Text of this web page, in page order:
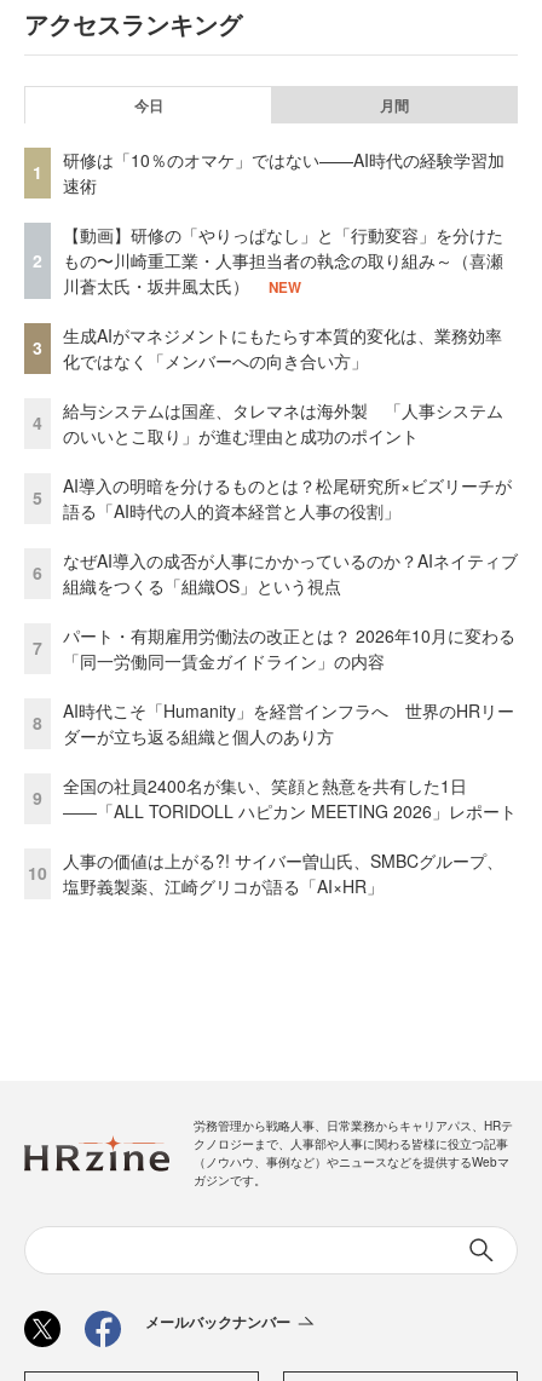
アクセスランキング
今日 月間
1
研修は「10％のオマケ」ではない——AI時代の経験学習加
速術
2
【動画】研修の「やりっぱなし」と「行動変容」を分けた
もの〜川崎重工業・人事担当者の執念の取り組み～（喜瀬
川蒼太氏・坂井風太氏）
NEW
3
生成AIがマネジメントにもたらす本質的変化は、業務効率
化ではなく「メンバーへの向き合い方」
4
給与システムは国産、タレマネは海外製 「人事システム
のいいとこ取り」が進む理由と成功のポイント
5
AI導入の明暗を分けるものとは？松尾研究所×ビズリーチが
語る「AI時代の人的資本経営と人事の役割」
6
なぜAI導入の成否が人事にかかっているのか？AIネイティブ
組織をつくる「組織OS」という視点
7
パート・有期雇用労働法の改正とは？ 2026年10月に変わる
「同一労働同一賃金ガイドライン」の内容
8
AI時代こそ「Humanity」を経営インフラへ 世界のHRリー
ダーが立ち返る組織と個人のあり方
9
全国の社員2400名が集い、笑顔と熱意を共有した1日
――「ALL TORIDOLL ハピカン MEETING 2026」レポート
10
人事の価値は上がる?! サイバー曽山氏、SMBCグループ、
塩野義製薬、江崎グリコが語る「AI×HR」
労務管理から戦略人事、日常業務からキャリアパス、HRテ
クノロジーまで、人事部や人事に関わる皆様に役立つ記事
（ノウハウ、事例など）やニュースなどを提供するWebマ
ガジンです。
メールバックナンバー